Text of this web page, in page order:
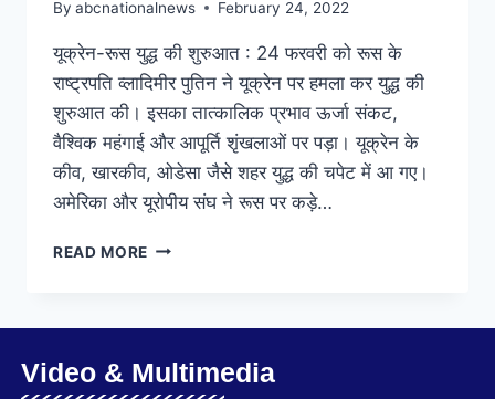
By abcnationalnews February 24, 2022
यूक्रेन-रूस युद्ध की शुरुआत : 24 फरवरी को रूस के
राष्ट्रपति व्लादिमीर पुतिन ने यूक्रेन पर हमला कर युद्ध की
शुरुआत की। इसका तात्कालिक प्रभाव ऊर्जा संकट,
वैश्विक महंगाई और आपूर्ति शृंखलाओं पर पड़ा। यूक्रेन के
कीव, खारकीव, ओडेसा जैसे शहर युद्ध की चपेट में आ गए।
अमेरिका और यूरोपीय संघ ने रूस पर कड़े…
READ MORE
Video & Multimedia